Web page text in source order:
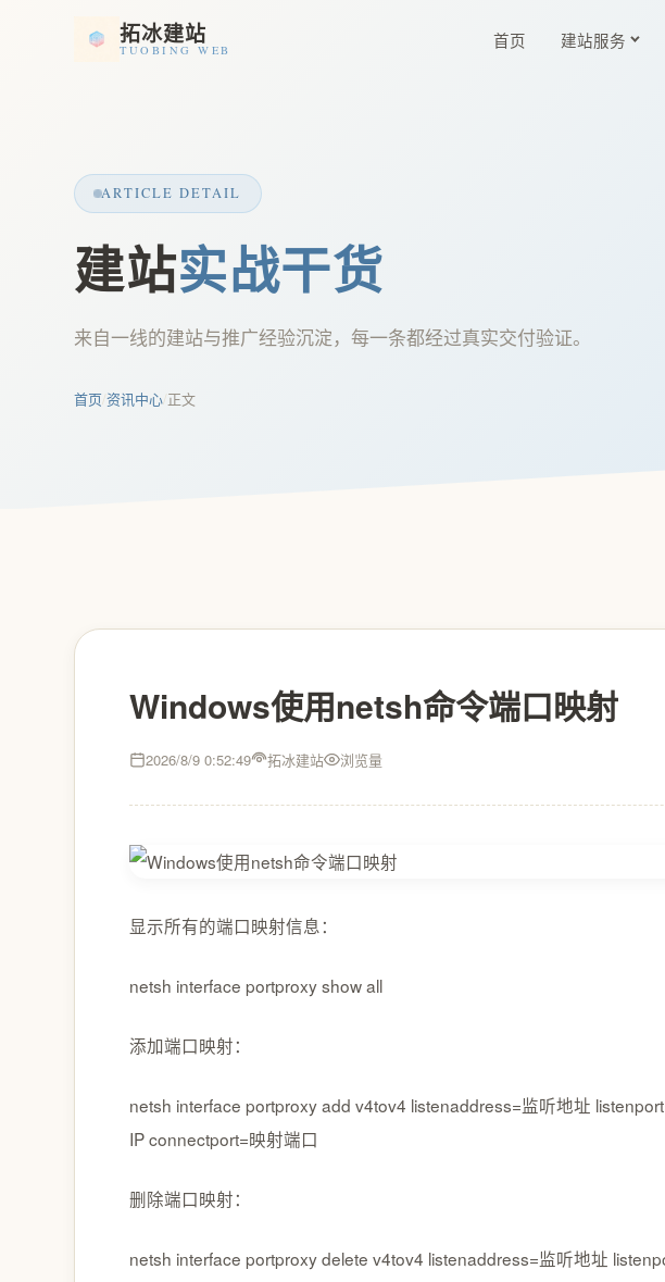
拓冰建站
TUOBING WEB 首页 建站服务
ARTICLE DETAIL
建站实战干货
来自一线的建站与推广经验沉淀，每一条都经过真实交付验证。
首页/资讯中心/正文
Windows使用netsh命令端口映射
2026/8/9 0:52:49 拓冰建站 浏览量
显示所有的端口映射信息：
netsh interface portproxy show all
添加端口映射：
netsh interface portproxy add v4tov4 listenaddress=监听地址
IP connectport=映射端口
删除端口映射：
netsh interface portproxy delete v4tov4 listenaddress=监听地址